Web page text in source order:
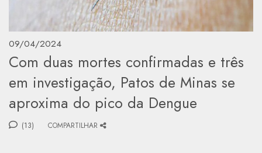
09/04/2024
Com duas mortes confirmadas e três
em investigação, Patos de Minas se
aproxima do pico da Dengue
(13) COMPARTILHAR